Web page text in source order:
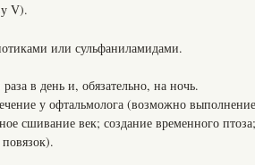
V).
или сульфаниламидами.
в день и, обязательно, на ночь.
у офтальмолога (возможно выполнение
сшивание век; создание временного птоза;